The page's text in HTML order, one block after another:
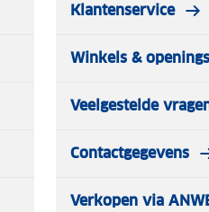
Klantenservice
Winkels &
Veelgestelde
Contactgegevens
Verkopen via